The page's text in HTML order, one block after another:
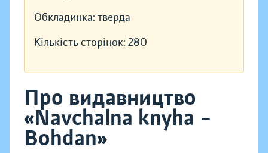
Обкладинка: тверда
Кількість сторінок: 280
Про видавництво
«Navchalna knyha –
Bohdan»